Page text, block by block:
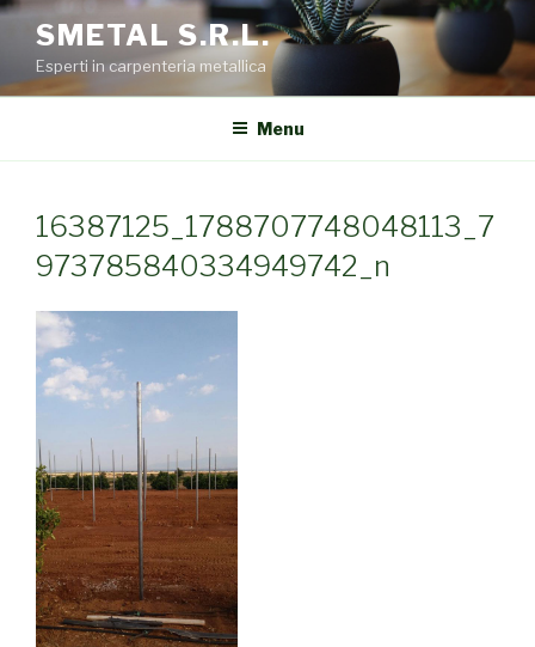
Salta
contenuto
SMETAL S.R.L.
Esperti in carpenteria metallica
Menu
16387125_1788707748048113_7
973785840334949742_n